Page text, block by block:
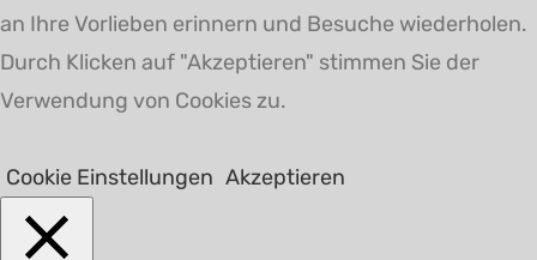
an Ihre Vorlieben erinnern und Besuche wiederholen.
Durch Klicken auf "Akzeptieren" stimmen Sie der
Verwendung von Cookies zu.
Cookie Einstellungen Akzeptieren